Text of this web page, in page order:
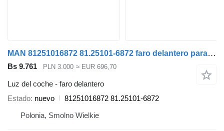
MAN 81251016872 81.25101-6872 faro delantero para MAN TGL TGM TGS TGX cabeza tractora
Bs 9.761 PLN 3.000 ≈ EUR 696,70
Luz del coche - faro delantero
Estado nuevo
81251016872 81.25101-6872
Polonia, Smolno Wielkie